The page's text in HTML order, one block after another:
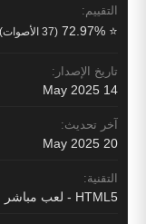
التقييم:
⭐ 72.97% (37 الأصوات)
تاريخ الإصدار:
14 May 2025
آخر تحديث:
20 May 2025
التقنية:
HTML5 - لعب مباشر بدون إضافات